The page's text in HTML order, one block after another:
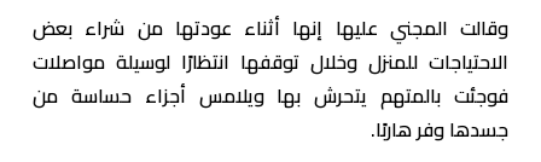
وقالت المجني عليها إنها أثناء عودتها من شراء بعض
الاحتياجات للمنزل وخلال توقفها انتظارًا لوسيلة مواصلات
فوجئت بالمتهم يتحرش بها ويلامس أجزاء حساسة من
جسدها وفر هاربًا.